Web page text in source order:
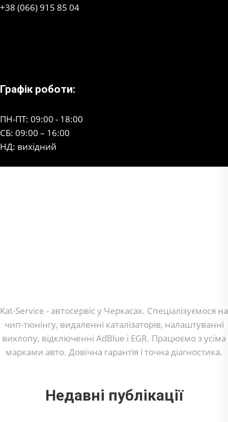
+38 (066) 915 85 04
Графік роботи:
ПН-ПТ: 09:00 - 18:00
СБ: 09:00 – 16:00
НД: вихідний
Kat-Service - автосервіс у Черкасах. Спеціалізуємося на
чип-тюнінгу, видаленні каталізаторів, налаштуванні
вихлопу, відключенні AdBlue і EGR. Працюємо з усіма
марками авто. Довічна гарантія і точна діагностика.
Недавні публікації